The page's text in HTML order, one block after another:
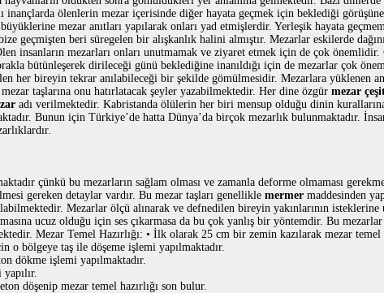
ölenlerin mezar içerisinde diğer hayata geçmek için beklediği
mezar anıtları yapılarak onları yad etmişlerdir. Yerleşik hayata
geçmişten beri süregelen bir alışkanlık halini almıştır. Mezarlar eskilerde
insanların mezarları onları unutmamak ve ziyaret etmek için de çok
bütünleşerek dirileceği günü beklediğine inanıldığı için de mezarlar çok
her bireyin tekrar anılabileceği bir şekilde gömülmesidir. Mezarlara yüklenen
taşlarına onu hatırlatacak şeyler yazabilmektedir. Her dine özgür mezar
adı verilmektedir. Kabristanda ölülerin her biri mensup olduğu dinin
Bunun için Türkiye’de hatta Dünya’da birçok mezarlık bulunmaktadır.
çünkü bu mezarların sağlam olması ve zamanla deforme olmaması
gereken detaylar vardır. Bu mezar taşları genellikle mermer maddesinden
Mezarlar ölçü alınarak ve defnedilen bireyin yakınlarının isteklerine
ucuz olduğu için ses çıkarmasa da bu çok yanlış bir yöntemdir. Bu mezarlar
Mezar Temel Hazırlığı: • İlk olarak 25 cm bir zemin kazılarak mezar temel
o bölgeye taş ile döşeme işlemi yapılmaktadır.
dökme işlemi yapılmaktadır.
döşenip mezar temel hazırlığı son bulur.